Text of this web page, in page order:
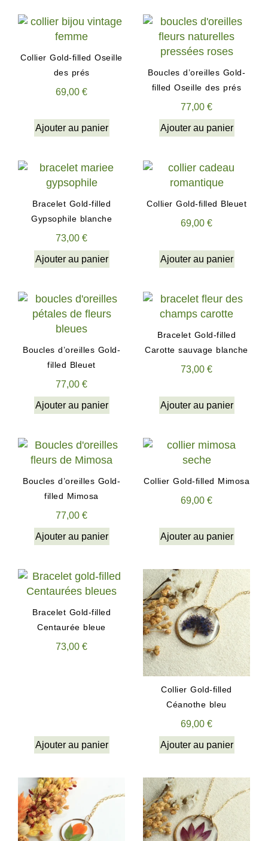
Collier Gold-filled Oseille
des prés
69,00 €
Ajouter au panier
Boucles d’oreilles Gold-
filled Oseille des prés
77,00 €
Ajouter au panier
Bracelet Gold-filled
Gypsophile blanche
73,00 €
Ajouter au panier
Collier Gold-filled Bleuet
69,00 €
Ajouter au panier
Boucles d’oreilles Gold-
filled Bleuet
77,00 €
Ajouter au panier
Bracelet Gold-filled
Carotte sauvage blanche
73,00 €
Ajouter au panier
Boucles d’oreilles Gold-
filled Mimosa
77,00 €
Ajouter au panier
Collier Gold-filled Mimosa
69,00 €
Ajouter au panier
Bracelet Gold-filled
Centaurée bleue
73,00 €
Ajouter au panier
Collier Gold-filled
Céanothe bleu
69,00 €
Ajouter au panier